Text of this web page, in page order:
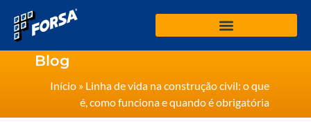
Blog
Início » Linha de vida na construção civil: o que
é, como funciona e quando é obrigatória